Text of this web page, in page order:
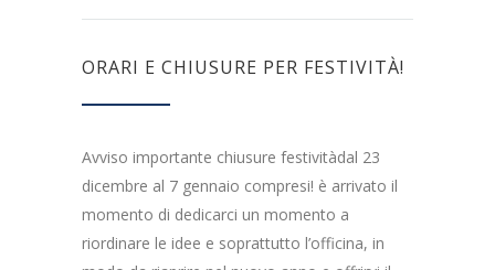
ORARI E CHIUSURE PER FESTIVITÀ!
Avviso importante chiusure festivitàdal 23
dicembre al 7 gennaio compresi! è arrivato il
momento di dedicarci un momento a
riordinare le idee e soprattutto l’officina, in